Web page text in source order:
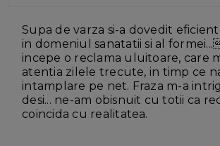
Supa de varza si-a dovedit
in domeniul sanatatii si al formei...
incepe o reclama uluitoare, care
atentia zilele trecute, in timp ce
intamplare pe net. Fraza m-a
desi... ne-am obisnuit cu totii ca
coincida cu realitatea.